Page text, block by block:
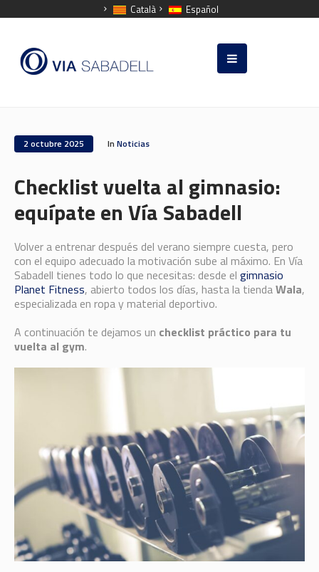
Català Español
2 octubre 2025 In Noticias
Checklist vuelta al gimnasio:
equípate en Vía Sabadell
Volver a entrenar después del verano siempre cuesta, pero
con el equipo adecuado la motivación sube al máximo. En Vía
Sabadell tienes todo lo que necesitas: desde el gimnasio
Planet Fitness, abierto todos los días, hasta la tiendaWala,
especializada en ropa y material deportivo.
A continuación te dejamos un checklist práctico para tu
vuelta al gym.